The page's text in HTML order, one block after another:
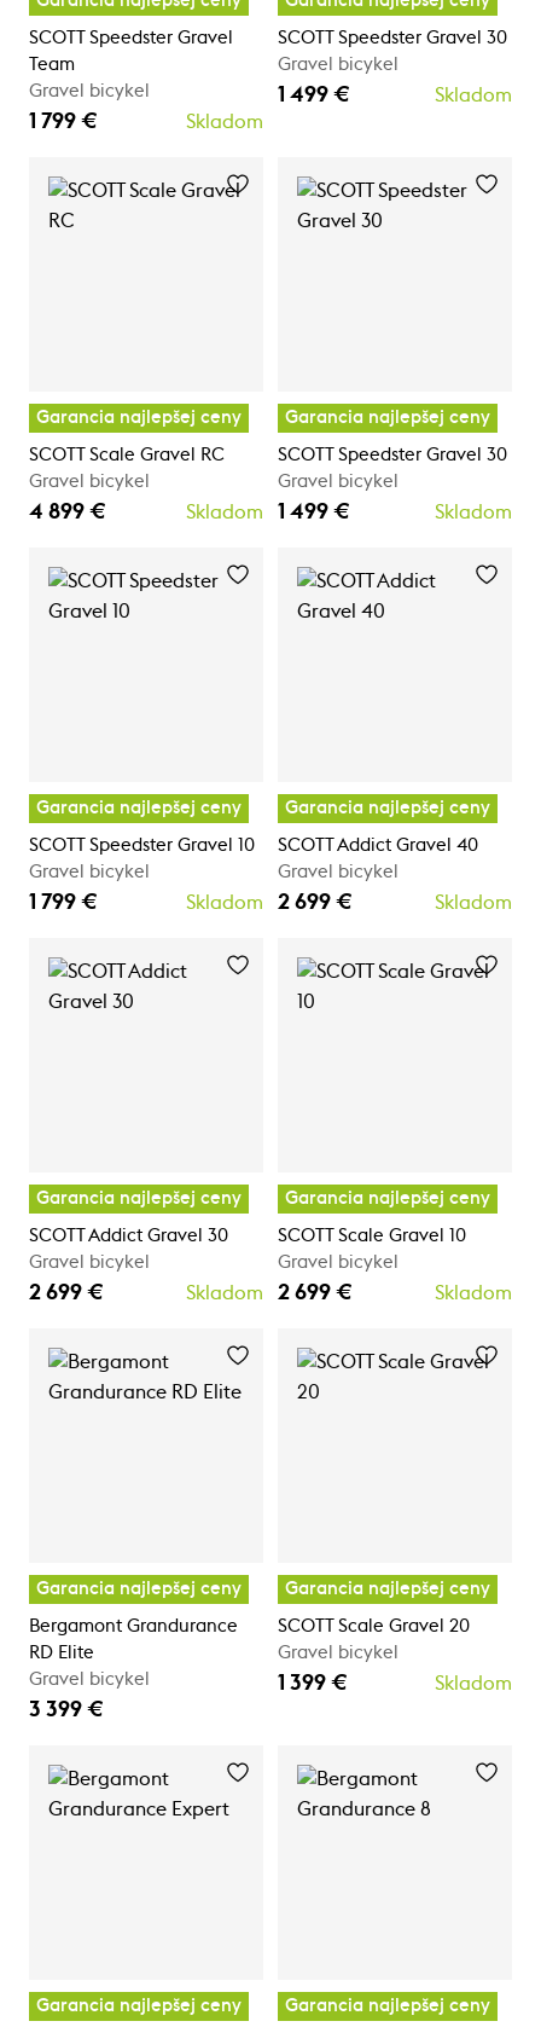
SCOTT Speedster Gravel
Team
Gravel bicykel
1 799 € Skladom
SCOTT Speedster Gravel 30
Gravel bicykel
1 499 € Skladom
Garancia najlepšej ceny
SCOTT Scale Gravel RC
Gravel bicykel
4 899 € Skladom
Garancia najlepšej ceny
SCOTT Speedster Gravel 30
Gravel bicykel
1 499 € Skladom
Garancia najlepšej ceny
SCOTT Speedster Gravel 10
Gravel bicykel
1 799 € Skladom
Garancia najlepšej ceny
SCOTT Addict Gravel 40
Gravel bicykel
2 699 € Skladom
Garancia najlepšej ceny
SCOTT Addict Gravel 30
Gravel bicykel
2 699 € Skladom
Garancia najlepšej ceny
SCOTT Scale Gravel 10
Gravel bicykel
2 699 € Skladom
Garancia najlepšej ceny
Bergamont Grandurance
RD Elite
Gravel bicykel
3 399 €
Garancia najlepšej ceny
SCOTT Scale Gravel 20
Gravel bicykel
1 399 € Skladom
Garancia najlepšej ceny Garancia najlepšej ceny